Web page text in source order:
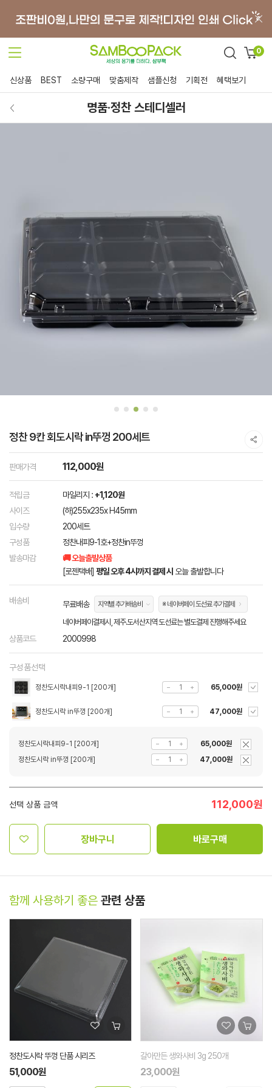
0
신상품 BEST 소량구매 맞춤제작 샘플신청 기획전 혜택보기
명품·정찬 스테디셀러
정찬 9칸 회도시락 in뚜껑 200세트
판매가격 112,000원
적립금 마일리지 : +1,120원
사이즈
(하)255x235x H45mm
입수량
200세트
구성품
정찬내피9-1호+정찬in뚜껑
발송마감
🚚 오늘출발상품
[로젠택배] 평일 오후 4시까지 결제 시 오늘 출발합니다
배송비 무료배송 지역별 추가배송비 ※ 네이버페이 도선료 추가결제
네이버페이결제시, 제주.도서산지역 도선료는 별도결제 진행해주세요
상품코드 2000998
구성품선택
정찬도시락내피9-1 [200개] 65,000원
정찬도시락 in뚜껑 [200개] 47,000원
정찬도시락내피9-1 [200개]
65,000원
정찬도시락 in뚜껑 [200개]
47,000원
선택 상품 금액 112,000원
장바구니 바로구매
함께 사용하기 좋은 관련 상품
정찬도시락 뚜껑 단품 시리즈
51,000원
갈아만든 생와사비 3g 250개
23,000원